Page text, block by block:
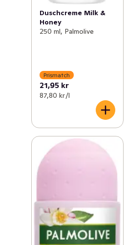
Duschcreme Milk &
Honey
250 ml, Palmolive
Prismatch
21,95 kr
87,80 kr /l